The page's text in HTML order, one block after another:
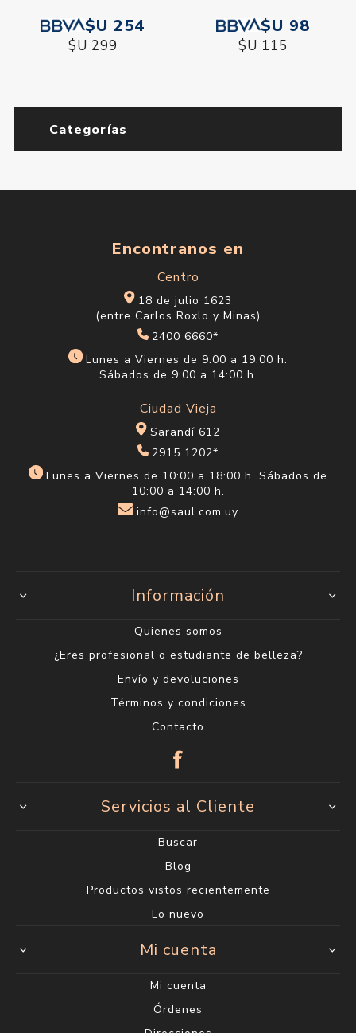
$U 254
$U 299
$U 98
$U 115
Categorías
Encontranos en
Centro
18 de julio 1623
(entre Carlos Roxlo y Minas)
2400 6660*
Lunes a Viernes de 9:00 a 19:00 h.
Sábados de 9:00 a 14:00 h.
Ciudad Vieja
Sarandí 612
2915 1202*
Lunes a Viernes de 10:00 a 18:00 h. Sábados de
10:00 a 14:00 h.
info@saul.com.uy
Información
Quienes somos
¿Eres profesional o estudiante de belleza?
Envío y devoluciones
Términos y condiciones
Contacto
Servicios al Cliente
Buscar
Blog
Productos vistos recientemente
Lo nuevo
Mi cuenta
Mi cuenta
Órdenes